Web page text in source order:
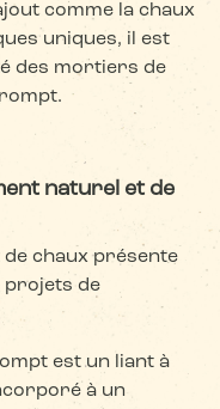
comme la chaux
uniques, il est
des mortiers de
naturel et de
de chaux présente
projets de
est un liant à
à un